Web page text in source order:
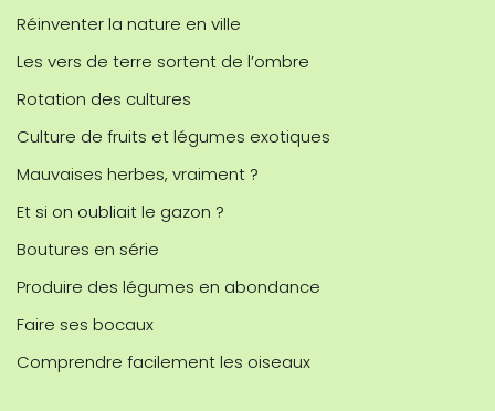
Réinventer la nature en ville
Les vers de terre sortent de l’ombre
Rotation des cultures
Culture de fruits et légumes exotiques
Mauvaises herbes, vraiment ?
Et si on oubliait le gazon ?
Boutures en série
Produire des légumes en abondance
Faire ses bocaux
Comprendre facilement les oiseaux